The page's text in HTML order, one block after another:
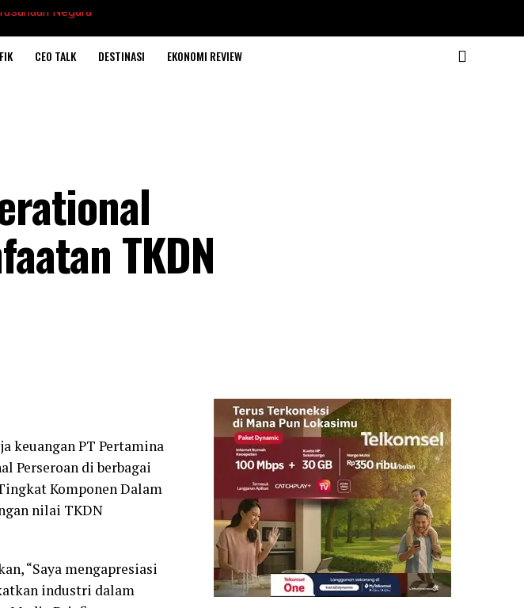
CEO TALK DESTINASI EKONOMI REVIEW
TKDN
keuangan PT Pertamina
Perseroan di berbagai
Komponen Dalam
nilai TKDN
“Saya mengapresiasi
industri dalam